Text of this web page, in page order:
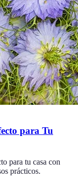
para Tu
para tu casa con
prácticos.